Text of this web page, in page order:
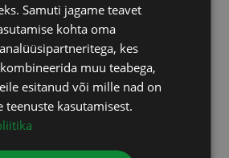
ootamatult
vaid suurema ja sageda
tarvitamise tagajärjel
ole eluohtlik
Samuti jagame teavet
kohta oma
kes
muu teabega,
esitanud või mille nad on
teenuste kasutamisest.